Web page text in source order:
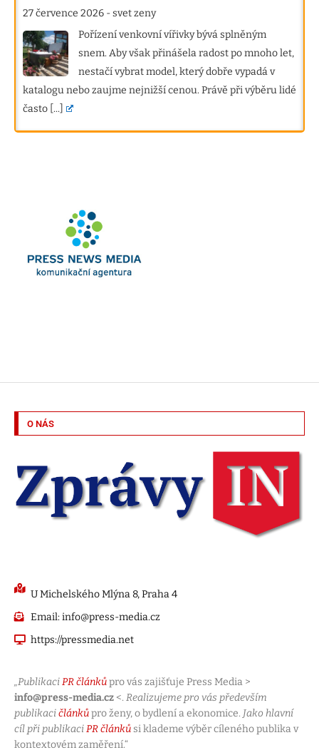
27 července 2026 -svet zeny
Pořízení venkovní vířivky bývá splněným
snem. Aby však přinášela radost po mnoho let,
nestačí vybrat model, který dobře vypadá v
katalogu nebo zaujme nejnižší cenou. Právě při výběru lidé
často [...]
O NÁS
U Michelského Mlýna 8, Praha 4
Email: info@press-media.cz
https://pressmedia.net
„PublikaciPR článkůpro vás zajišťuje Press Media >
info@press-media.cz <. Realizujeme pro vás především
publikacičlánkůpro ženy, o bydlení a ekonomice. Jako hlavní
cíl při publikaciPR článků si klademe výběr cíleného publika v
kontextovém zaměření.“